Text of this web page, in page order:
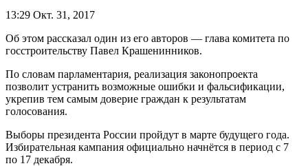
13:29 Окт. 31, 2017
Об этом рассказал один из его авторов — глава комитета по
госстроительству Павел Крашенинников.
По словам парламентария, реализация законопроекта
позволит устранить возможные ошибки и фальсификации,
укрепив тем самым доверие граждан к результатам
голосования.
Выборы президента России пройдут в марте будущего года.
Избирательная кампания официально начнётся в период с 7
по 17 декабря.